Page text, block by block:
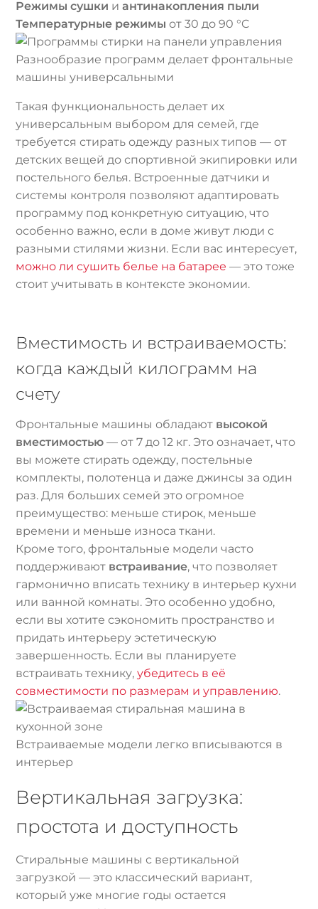
Режимы сушки иантинакопления пыли
Температурные режимы от 30 до 90 °C
Разнообразие программ делает фронтальные
машины универсальными
Такая функциональность делает их
универсальным выбором для семей, где
требуется стирать одежду разных типов — от
детских вещей до спортивной экипировки или
постельного белья. Встроенные датчики и
системы контроля позволяют адаптировать
программу под конкретную ситуацию, что
особенно важно, если в доме живут люди с
разными стилями жизни. Если вас интересует,
можно ли сушить белье на батарее — это тоже
стоит учитывать в контексте экономии.
Вместимость и встраиваемость:
когда каждый килограмм на
счету
Фронтальные машины обладают высокой
вместимостью — от 7 до 12 кг. Это означает, что
вы можете стирать одежду, постельные
комплекты, полотенца и даже джинсы за один
раз. Для больших семей это огромное
преимущество: меньше стирок, меньше
времени и меньше износа ткани.
Кроме того, фронтальные модели часто
поддерживают встраивание, что позволяет
гармонично вписать технику в интерьер кухни
или ванной комнаты. Это особенно удобно,
если вы хотите сэкономить пространство и
придать интерьеру эстетическую
завершенность. Если вы планируете
встраивать технику,убедитесь в её
совместимости по размерам и управлению.
Встраиваемые модели легко вписываются в
интерьер
Вертикальная загрузка:
простота и доступность
Стиральные машины с вертикальной
загрузкой — это классический вариант,
который уже многие годы остается